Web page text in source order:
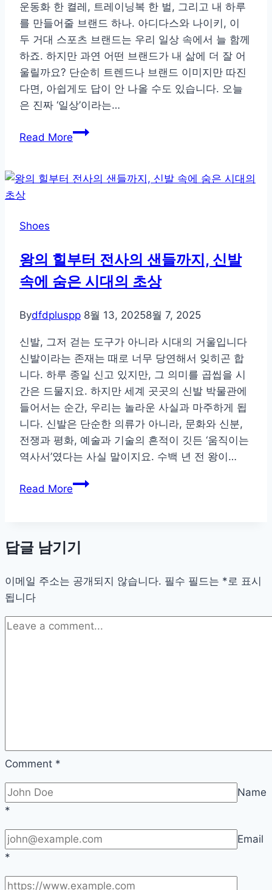
랜
드
완
전
정
복
운동화 한 켤레, 트레이닝복 한 벌, 그리고 내 하루
를 만들어줄 브랜드 하나. 아디다스와 나이키, 이
두 거대 스포츠 브랜드는 우리 일상 속에서 늘 함께
하죠. 하지만 과연 어떤 브랜드가 내 삶에 더 잘 어
울릴까요? 단순히 트렌드나 브랜드 이미지만 따진
다면, 아쉽게도 답이 안 나올 수도 있습니다. 오늘
은 진짜 ‘일상’이라는…
Read More아
스
일
상
서
나
는
착
용
감
과
스
타
의
것
Shoes
왕의 힐부터 전사의 샌들까지, 신발
속에 숨은 시대의 초상
Bydfdpluspp 8월 13, 20258월 7, 2025
신발, 그저 걷는 도구가 아니라 시대의 거울입니다
신발이라는 존재는 때로 너무 당연해서 잊히곤 합
니다. 하루 종일 신고 있지만, 그 의미를 곱씹을 시
간은 드물지요. 하지만 세계 곳곳의 신발 박물관에
들어서는 순간, 우리는 놀라운 사실과 마주하게 됩
니다. 신발은 단순한 의류가 아니라, 문화와 신분,
전쟁과 평화, 예술과 기술의 흔적이 깃든 ‘움직이는
역사서’였다는 사실 말이지요. 수백 년 전 왕이…
Read More왕
터
사
샌
들
초
상
답글 남기기
이메일 주소는 공개되지 않습니다. 필수 필드는 *로 표시
됩니다
Comment *
Name
*
Email
*